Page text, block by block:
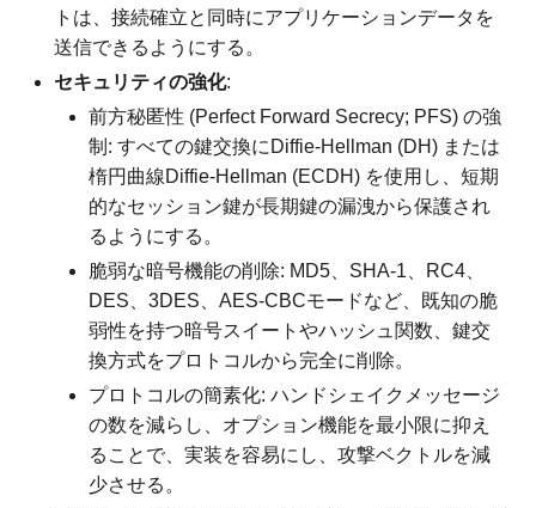
トは、接続確立と同時にアプリケーションデータを
送信できるようにする。
セキュリティの強化:
前方秘匿性 (Perfect Forward Secrecy; PFS) の強
制: すべての鍵交換にDiffie-Hellman (DH) または
楕円曲線Diffie-Hellman (ECDH) を使用し、短期
的なセッション鍵が長期鍵の漏洩から保護され
るようにする。
脆弱な暗号機能の削除: MD5、SHA-1、RC4、
DES、3DES、AES-CBCモードなど、既知の脆
弱性を持つ暗号スイートやハッシュ関数、鍵交
換方式をプロトコルから完全に削除。
プロトコルの簡素化: ハンドシェイクメッセージ
の数を減らし、オプション機能を最小限に抑え
ることで、実装を容易にし、攻撃ベクトルを減
少させる。